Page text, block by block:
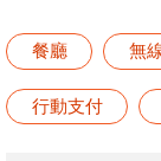
餐廳 無
行動支付